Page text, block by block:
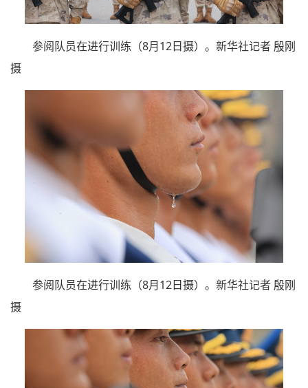
参阅队员在进行训练（8月12日摄）。新华社记者 殷刚
摄
参阅队员在进行训练（8月12日摄）。新华社记者 殷刚
摄